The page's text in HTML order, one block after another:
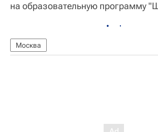
на образовательную программу
Москва